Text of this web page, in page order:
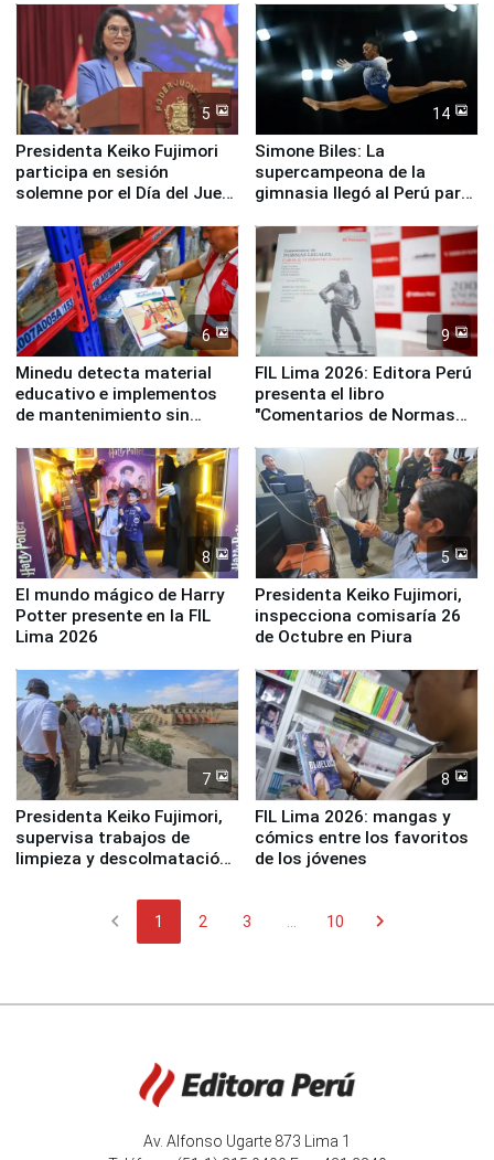
5
Presidenta Keiko Fujimori
participa en sesión
solemne por el Día del Juez
14
Simone Biles: La
supercampeona de la
gimnasia llegó al Perú para
Panamericanos Lima 2027
6
Minedu detecta material
educativo e implementos
de mantenimiento sin
la UGEL 2
9
FIL Lima 2026: Editora Perú
presenta el libro
"Comentarios de Normas
Derecho Colectivo"
8
El mundo mágico de Harry
Potter presente en la FIL
Lima 2026
5
Presidenta Keiko Fujimori,
inspecciona comisaría 26
de Octubre en Piura
7
Presidenta Keiko Fujimori,
supervisa trabajos de
limpieza y descolmatación
8
FIL Lima 2026: mangas y
cómics entre los favoritos
de los jóvenes
chevron_left 1 2 3 10 chevron_right
Av. Alfonso Ugarte 873 Lima 1